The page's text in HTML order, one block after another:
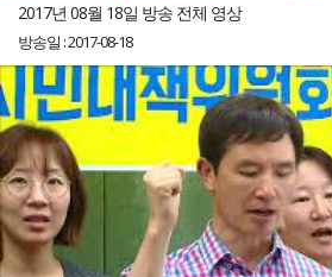
2017년 08월 18일 방송 전체 영상
방송일 : 2017-08-18